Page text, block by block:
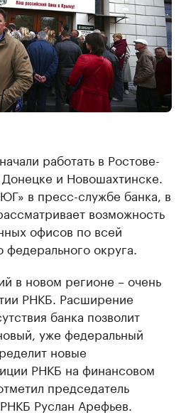
работать в Ростове-
и Новошахтинске.
в пресс-службе банка, в
возможность
офисов по всей
округа.
в новом регионе – очень
РНКБ. Расширение
банка позволит
уже федеральный
новые
РНКБ на финансовом
председатель
Руслан Арефьев.